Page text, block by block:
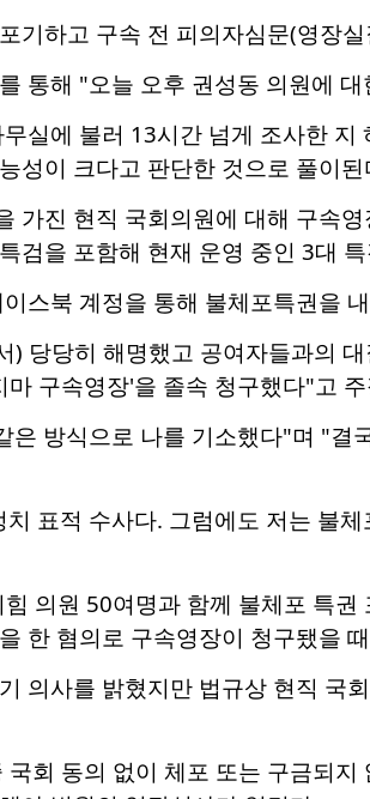
기하고 구속 전 피의자심문(영장
통해 "오늘 오후 권성동 의원에
실에 불러 13시간 넘게 조사한
성이 크다고 판단한 것으로 풀이된
가진 현직 국회의원에 대해 구속
검을 포함해 현재 운영 중인 3대
스북 계정을 통해 불체포특권을
) 당당히 해명했고 공여자들과의
마 구속영장'을 졸속 청구했다"고
은 방식으로 나를 기소했다"며 "
표적 수사다. 그럼에도 저는 불
의원 50여명과 함께 불체포 특
한 혐의로 구속영장이 청구됐을
의사를 밝혔지만 법규상 현직 국
회 동의 없이 체포 또는 구금되